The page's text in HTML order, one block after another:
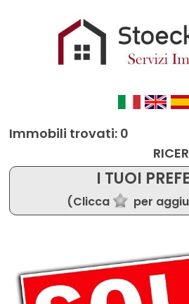
Immobili trovati: 0
I TUOI
(Clicca per